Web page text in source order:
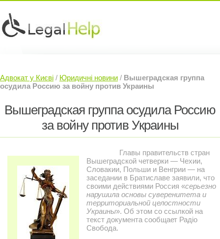
Судовий Адвокат »
Контакти »
Адвокат у Києві / Юридичні новини / Вышеградская группа
осудила Россию за войну против Украины
Вышеградская группа осудила Россию
за войну против Украины
Главы правительств стран
Вышеградской четверки — Чехии,
Словакии, Польши и Венгрии — на
заседании в Братиславе заявили, что
своими действиями Россия «серьезно
нарушила основы суверенитета и
территориальной целостности
Украины». Об этом со ссылкой на
текст документа сообщает Радіо
Свобода.